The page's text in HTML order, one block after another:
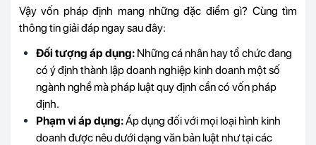
Vậy vốn pháp định mang những đặc điểm gì? Cùng tìm
thông tin giải đáp ngay sau đây:
Đối tượng áp dụng: Những cá nhân hay tổ chức đang
có ý định thành lập doanh nghiệp kinh doanh một số
ngành nghề mà pháp luật quy định cần có vốn pháp
định.
Phạm vi áp dụng:Áp dụng đối với mọi loại hình kinh
doanh được nêu dưới dạng văn bản luật như tại các